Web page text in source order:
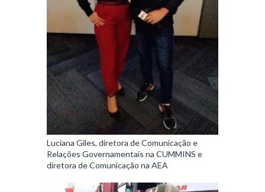
Luciana Giles, diretora de Comunicação e
Relações Governamentais na CUMMINS e
diretora de Comunicação na AEA